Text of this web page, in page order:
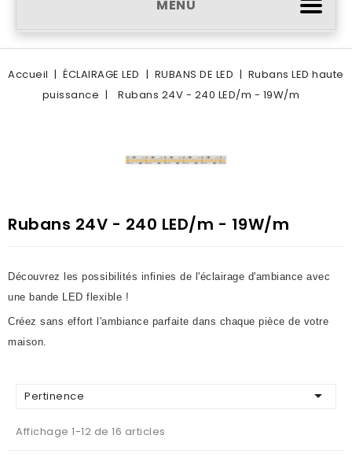
MENU
Accueil ÉCLAIRAGE LED RUBANS DE LED
Rubans LED haute
puissance
Rubans 24V - 240 LED/m - 19W/m
Rubans 24V - 240 LED/m - 19W/m
Découvrez les possibilités infinies de l'éclairage d'ambiance avec
une bande LED flexible !
Créez sans effort l'ambiance parfaite dans chaque pièce de votre
maison.
Pertinence 
Affichage 1-12 de 16 articles